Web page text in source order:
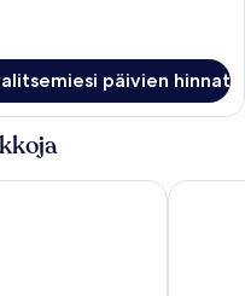
päivien hinnat
Aurasia